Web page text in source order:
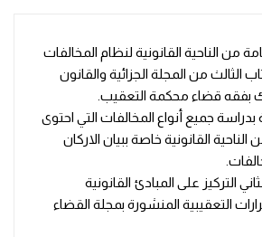
من الناحية القانونية لنظام المخالفات
الثالث من المجلة الجزائية والقانون
بفقه قضاء محكمة التعقيب.
بدراسة جميع أنواع المخالفات التي احتوى
القانونية خاصة ببيان الاركان
التركيز على المبادئ القانونية
التعقيبية المنشورة بمجلة القضاء